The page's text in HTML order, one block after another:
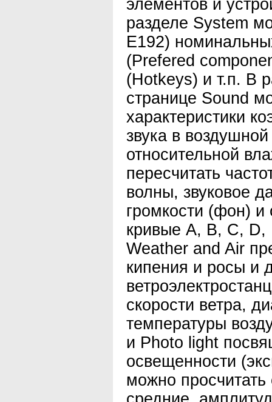
элементов и
разделе System
Е192)
(Prefered
(Hotkeys) и т.п. В
странице Sound
характеристики
звука в
относительной
пересчитать
волны, звуковое
громкости (фон)
кривые А, В, С, D,
Weather and Air
кипения и росы и
скорости ветра,
температуры
и Photo light
освещенности
можно просчитать